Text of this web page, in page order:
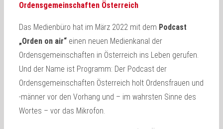
Ordensgemeinschaften Österreich
Das Medienbüro hat im März 2022 mit dem Podcast
„Orden on air“ einen neuen Medienkanal der
Ordensgemeinschaften in Österreich ins Leben gerufen.
Und der Name ist Programm: Der Podcast der
Ordensgemeinschaften Österreich holt Ordensfrauen und
-männer vor den Vorhang und – im wahrsten Sinne des
Wortes – vor das Mikrofon.